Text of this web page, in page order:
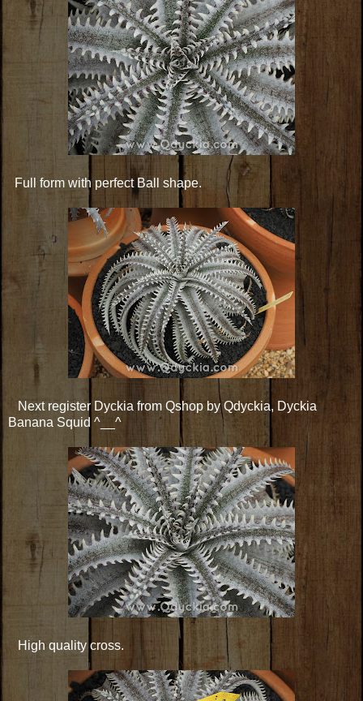
Full form with perfect Ball shape.
Next register Dyckia from Qshop by Qdyckia, Dyckia
Banana Squid ^__^
High quality cross.